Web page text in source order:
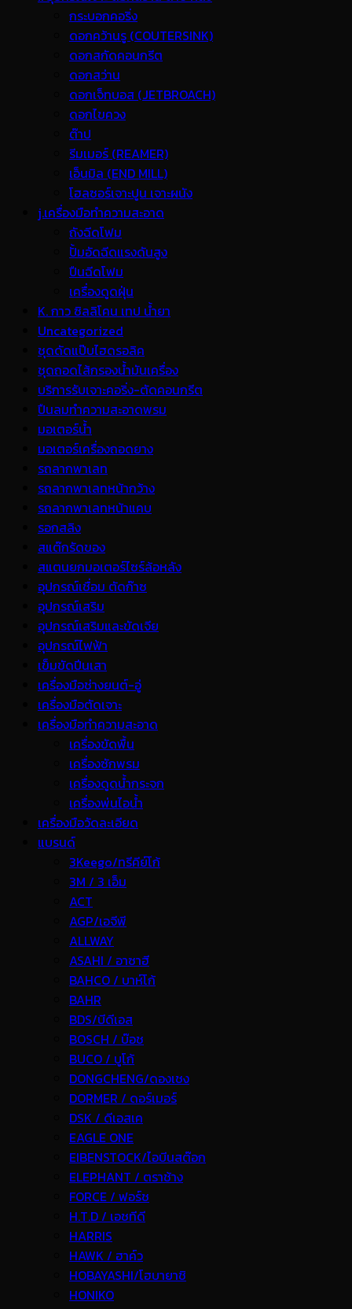
กระบอกคอริ่ง
ดอกคว้านรู (COUTERSINK)
ดอกสกัดคอนกรีต
ดอกสว่าน
ดอกเจ็ทบอส (JETBROACH)
ดอกไขควง
ต๊าป
รีมเมอร์ (REAMER)
เอ็นมิล (END MILL)
โฮลซอร์เจาะปูน เจาะผนัง
j.เครื่องมือทำความสะอาด
ถังฉีดโฟม
ปั้มอัดฉีดแรงดันสูง
ปืนฉีดโฟม
เครื่องดูดฝุ่น
K. กาว ซิลลิโคน เทป น้ำยา
Uncategorized
ชุดดัดแป๊บไฮดรอลิค
ชุดถอดไส้กรองน้ำมันเครื่อง
บริการรับเจาะคอริ่ง-ตัดคอนกรีต
ปืนลมทำความสะอาดพรม
มอเตอร์น้ำ
มอเตอร์เครื่องถอดยาง
รถลากพาเลท
รถลากพาเลทหน้ากว้าง
รถลากพาเลทหน้าแคบ
รอกสลิง
สแต๊กรัดของ
สแตนยกมอเตอร์ไซร์ล้อหลัง
อุปกรณ์เชื่อม ตัดก๊าซ
อุปกรณ์เสริม
อุปกรณ์เสริมและขัดเจีย
อุปกรณ์ไฟฟ้า
เข็มขัดปีนเสา
เครื่องมือช่างยนต์-อู่
เครื่องมือตัดเจาะ
เครื่องมือทำความสะอาด
เครื่องขัดพื้น
เครื่องซักพรม
เครื่องดูดน้ำกระจก
เครื่องพ่นไอน้ำ
เครื่องมือวัดละเอียด
แบรนด์
3Keego/ทรีคีย์โก้
3M / 3 เอ็ม
ACT
AGP/เอจีพี
ALLWAY
ASAHI / อาซาฮี
BAHCO / บาห์โก้
BAHR
BDS/บีดีเอส
BOSCH / บ๊อช
BUCO / บูโก้
DONGCHENG/ดองเชง
DORMER / ดอร์เมอร์
DSK / ดีเอสเค
EAGLE ONE
EIBENSTOCK/ไอบีนสต๊อก
ELEPHANT / ตราช้าง
FORCE / ฟอร์ช
H.T.D / เอชทีดี
HARRIS
HAWK / ฮาค์ว
HOBAYASHI/โฮบายาชิ
HONIKO